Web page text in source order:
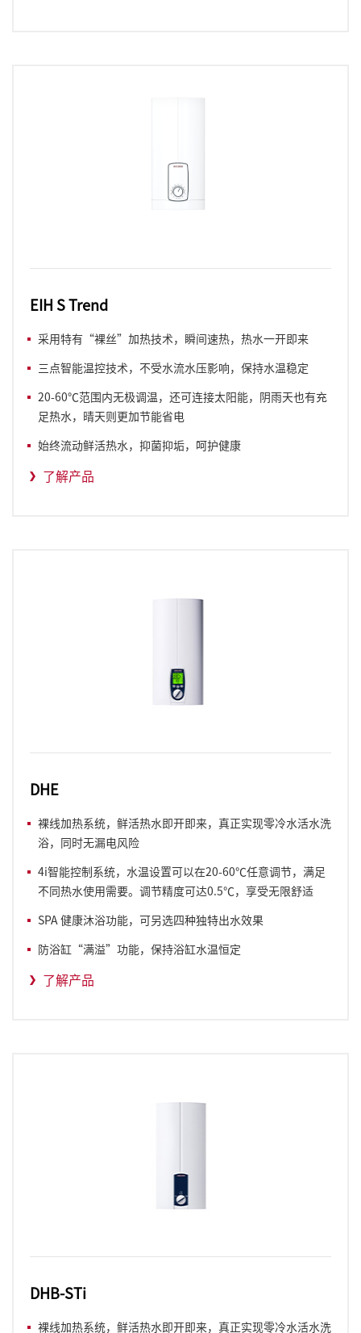
EIH S Trend
采用特有“裸丝”加热技术，瞬间速热，热水一开即来
三点智能温控技术，不受水流水压影响，保持水温稳定
20-60℃范围内无极调温，还可连接太阳能，阴雨天也有充
足热水，晴天则更加节能省电
始终流动鲜活热水，抑菌抑垢，呵护健康
了解产品
DHE
裸线加热系统，鲜活热水即开即来，真正实现零冷水活水洗
浴，同时无漏电风险
4i智能控制系统，水温设置可以在20-60℃任意调节，满足
不同热水使用需要。调节精度可达0.5℃，享受无限舒适
SPA 健康沐浴功能，可另选四种独特出水效果
防浴缸“满溢”功能，保持浴缸水温恒定
了解产品
DHB-STi
裸线加热系统，鲜活热水即开即来，真正实现零冷水活水洗